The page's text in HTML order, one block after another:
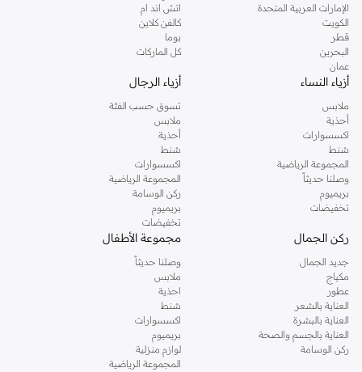
دوروثي بيركنز الشهيرة. تصفحي المجموعة كاملة في متجر دوروثي بيركنز اون لاين او
استخدمي القائمة لتحديد تجربة تسوق دوروثي بيركنز اون لاين. خدمة التوصيل السريعة
والدعم الاستثنائي يضمن لك تجربة تسوق ممتعة دائما مع نمشي.
الإمارات العربية المتحدة
الكويت
قطر
البحرين
عمان
اتش اند ام
كالفن كلاين
بوما
كل الماركات
أزياء النساء
ملابس
أحذية
اكسسوارات
شنط
المجموعة الرياضية
وصلنا حديثاً
بريميوم
تخفيضات
أزياء الرجال
تسوق حسب الفئة
ملابس
أحذية
شنط
اكسسوارات
المجموعة الرياضية
ركن الوسامة
بريميوم
تخفيضات
ركن الجمال
جديد الجمال
مكياج
عطور
العناية بالشعر
العناية بالبشرة
العناية بالجسم والصحة
ركن الوسامة
مجموعة الأطفال
وصلنا حديثاً
ملابس
احذية
شنط
اكسسوارات
بريميوم
لوازم منزلية
المجموعة الرياضية